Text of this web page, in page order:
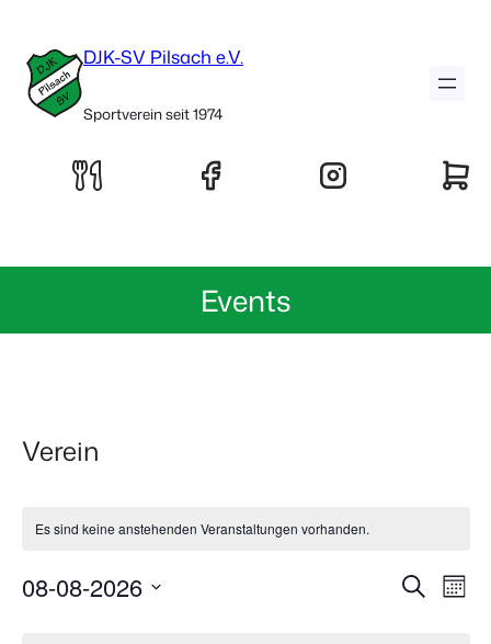
DJK-SV Pilsach e.V.
Sportverein seit 1974
Events
Verein
Es sind keine anstehenden Veranstaltungen vorhanden.
Suche
08-08-2026